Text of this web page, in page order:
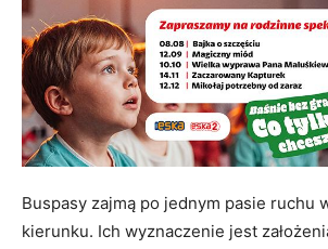
Buspasy zajmą po jednym pasie ruchu
kierunku. Ich wyznaczenie jest